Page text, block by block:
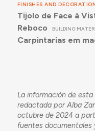
FINISHES AND
Tijolo de Face à
Reboco BUILDING
Carpintarias em
La información de
redactada por Alba
octubre de 2024 a
fuentes documentales